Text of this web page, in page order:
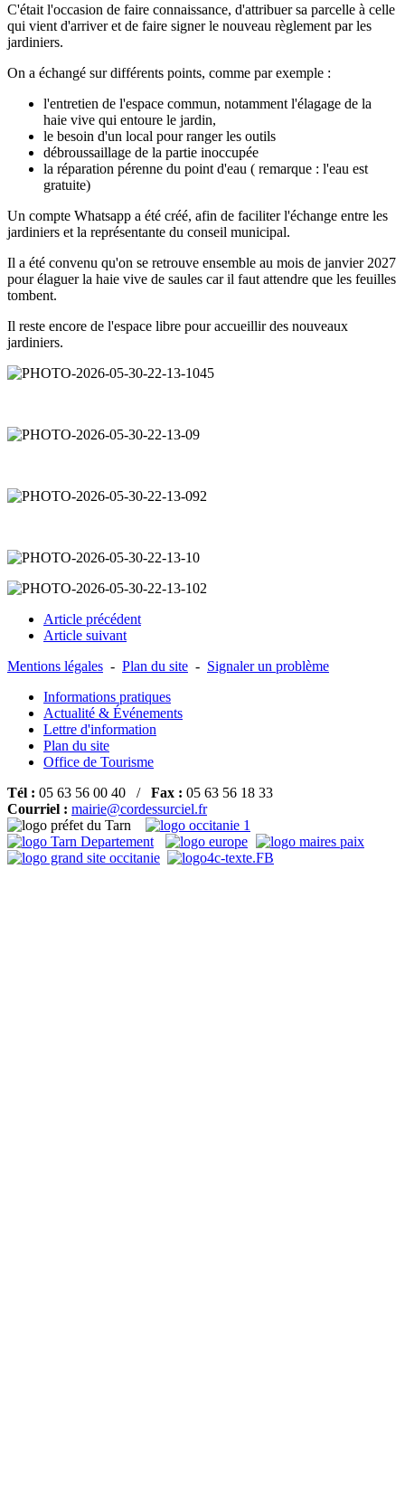
C'était l'occasion de faire connaissance, d'attribuer sa parcelle à celle
qui vient d'arriver et de faire signer le nouveau règlement par les
jardiniers.
On a échangé sur différents points, comme par exemple :
l'entretien de l'espace commun, notamment l'élagage de la
haie vive qui entoure le jardin,
le besoin d'un local pour ranger les outils
débroussaillage de la partie inoccupée
la réparation pérenne du point d'eau ( remarque : l'eau est
gratuite)
Un compte Whatsapp a été créé, afin de faciliter l'échange entre les
jardiniers et la représentante du conseil municipal.
Il a été convenu qu'on se retrouve ensemble au mois de janvier 2027
pour élaguer la haie vive de saules car il faut attendre que les feuilles
tombent.
Il reste encore de l'espace libre pour accueillir des nouveaux
jardiniers.
Article précédent
Article suivant
Mentions légales - Plan du site - Signaler un problème
Informations pratiques
Actualité & Événements
Lettre d'information
Plan du site
Office de Tourisme
Tél : 05 63 56 00 40 / Fax : 05 63 56 18 33
Courriel : mairie@cordessurciel.fr